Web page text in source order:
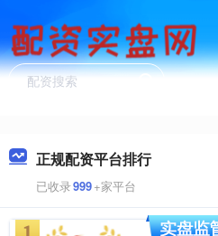
正规配资平台排行
已收录999+家平台